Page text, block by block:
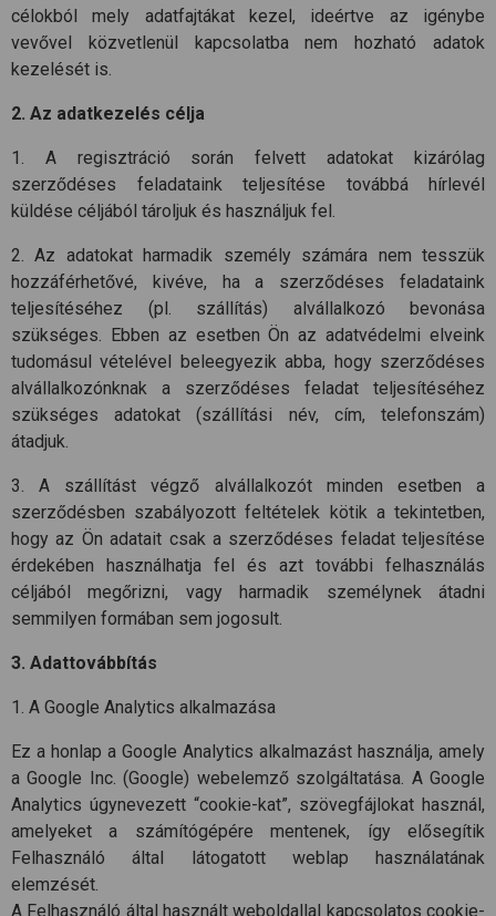
célokból mely adatfajtákat kezel, ideértve az igénybe
vevővel közvetlenül kapcsolatba nem hozható adatok
kezelését is.
2. Az adatkezelés célja
1. A regisztráció során felvett adatokat kizárólag
szerződéses feladataink teljesítése továbbá hírlevél
küldése céljából tároljuk és használjuk fel.
2. Az adatokat harmadik személy számára nem tesszük
hozzáférhetővé, kivéve, ha a szerződéses feladataink
teljesítéséhez (pl. szállítás) alvállalkozó bevonása
szükséges. Ebben az esetben Ön az adatvédelmi elveink
tudomásul vételével beleegyezik abba, hogy szerződéses
alvállalkozónknak a szerződéses feladat teljesítéséhez
szükséges adatokat (szállítási név, cím, telefonszám)
átadjuk.
3. A szállítást végző alvállalkozót minden esetben a
szerződésben szabályozott feltételek kötik a tekintetben,
hogy az Ön adatait csak a szerződéses feladat teljesítése
érdekében használhatja fel és azt további felhasználás
céljából megőrizni, vagy harmadik személynek átadni
semmilyen formában sem jogosult.
3. Adattovábbítás
1. A Google Analytics alkalmazása
Ez a honlap a Google Analytics alkalmazást használja, amely
a Google Inc. (Google) webelemző szolgáltatása. A Google
Analytics úgynevezett “cookie-kat”, szövegfájlokat használ,
amelyeket a számítógépére mentenek, így elősegítik
Felhasználó által látogatott weblap használatának
elemzését.
A Felhasználó által használt weboldallal kapcsolatos cookie-